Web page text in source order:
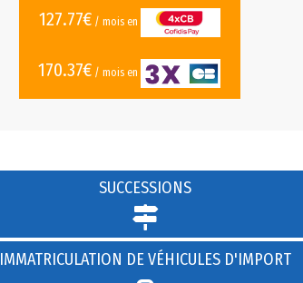
127.77€/ mois en
170.37€ / mois en
SUCCESSIONS
IMMATRICULATION DE VÉHICULES D'IMPORT